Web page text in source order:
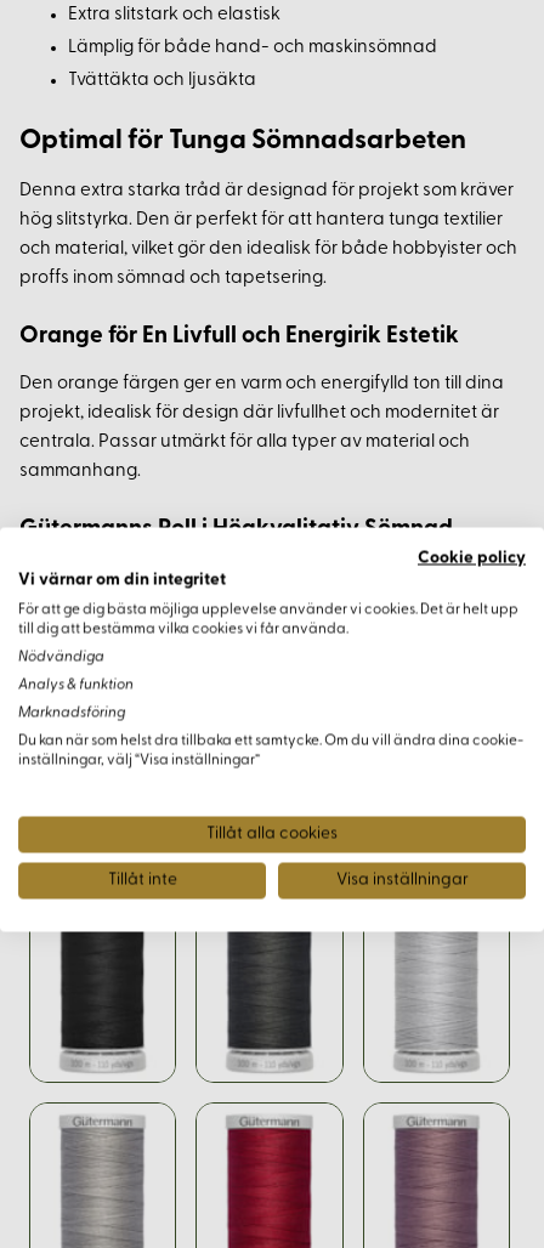
Extra slitstark och elastisk
Lämplig för både hand- och maskinsömnad
Tvättäkta och ljusäkta
Optimal för Tunga Sömnadsarbeten
Denna extra starka tråd är designad för projekt som kräver
hög slitstyrka. Den är perfekt för att hantera tunga textilier
och material, vilket gör den idealisk för både hobbyister och
proffs inom sömnad och tapetsering.
Orange för En Livfull och Energirik Estetik
Den orange färgen ger en varm och energifylld ton till dina
projekt, idealisk för design där livfullhet och modernitet är
centrala. Passar utmärkt för alla typer av material och
sammanhang.
Gütermanns Roll i Högkvalitativ Sömnad
Gütermann står för högsta kvalitet och pålitlighet inom
sömnadsindustrin. Deras trådar uppfyller de högsta
standarderna för hållfasthet och estetik. För projekt som
kräver det allra bästa, är denna extra starka tråd ett
optimalt val.
Varianter
Cookie policy
Vi värnar om din integritet
För att ge dig bästa möjliga upplevelse använder vi cookies. Det är helt upp
till dig att bestämma vilka cookies vi får använda.
Nödvändiga
Analys & funktion
Marknadsföring
Du kan när som helst dra tillbaka ett samtycke. Om du vill ändra dina cookie-
inställningar, välj “Visa inställningar”
Tillåt alla cookies
Tillåt inte Visa inställningar